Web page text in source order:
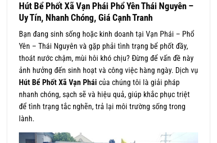
Hút Bể Phốt Xã Vạn Phái Phổ Yên Thái Nguyên –
Uy Tín, Nhanh Chóng, Giá Cạnh Tranh
Bạn đang sinh sống hoặc kinh doanh tại Vạn Phái – Phổ
Yên – Thái Nguyên và gặp phải tình trạng bể phốt đầy,
thoát nước chậm, mùi hôi khó chịu? Đừng để vấn đề này
ảnh hưởng đến sinh hoạt và công việc hàng ngày. Dịch vụ
Hút Bể Phốt Xã Vạn Phái của chúng tôi là giải pháp
nhanh chóng, sạch sẽ và hiệu quả, giúp khắc phục triệt
để tình trạng tắc nghẽn, trả lại môi trường sống trong
lành.